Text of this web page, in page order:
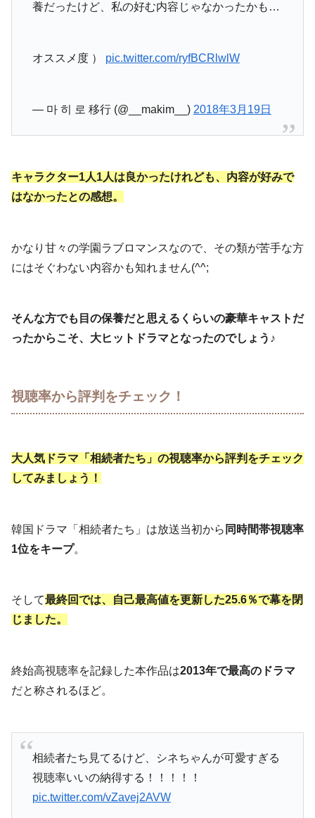
養だったけど、私の好む内容じゃなかったかも…
オススメ度 ） pic.twitter.com/ryfBCRlwlW
— 마 히 로 移行 (@__makim__) 2018年3月19日
キャラクター1人1人は良かったけれども、内容が好みで
はなかったとの感想。
かなり甘々の学園ラブロマンスなので、その類が苦手な方
にはそぐわない内容かも知れません(^^;
そんな方でも目の保養だと思えるくらいの豪華キャストだ
ったからこそ、大ヒットドラマとなったのでしょう♪
視聴率から評判をチェック！
大人気ドラマ「相続者たち」の視聴率から評判をチェック
してみましょう！
韓国ドラマ「相続者たち」は放送当初から 同時間帯視聴率
1位をキープ。
そして最終回では、自己最高値を更新した25.6％で幕を閉
じました。
終始高視聴率を記録した本作品は2013年で最高のドラマ
だと称されるほど。
相続者たち見てるけど、シネちゃんが可愛すぎる
視聴率いいの納得する！！！！！
pic.twitter.com/vZavej2AVW